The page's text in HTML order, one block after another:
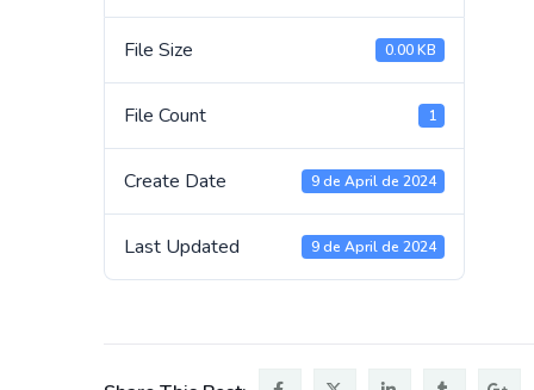
File Size 0.00 KB
File Count 1
Create Date 9 de April de 2024
Last Updated 9 de April de 2024